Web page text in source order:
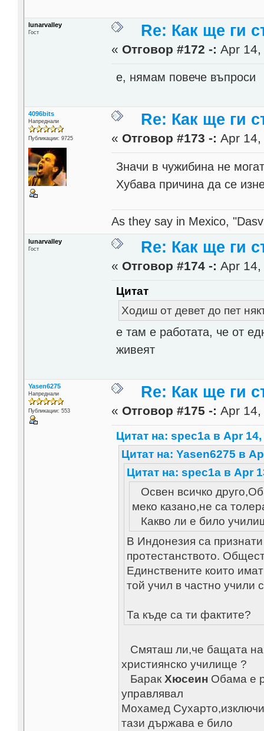
lunarvalley
Гост Re: Как ще ги
« Отговор #172 -: Apr
е, нямам повече въпроси
4096bits
Напреднали
Публикации: 9725
Re: Как ще ги
« Отговор #173 -: Apr
Значи в чужибина не
Хубава причина да се
As they say in Mexico,
lunarvalley
Гост Re: Как ще ги
« Отговор #174 -: Apr
Цитат
Ходиш от девет до пет
е там е работата, че от
живеят
Yasen6275
Напреднали
Публикации: 553
Re: Как ще ги
« Отговор #175 -: Apr
Цитат на: spec1a в Apr
Цитат на: Yasen6275 в
Цитат на: spec1a в Apr
Освен всичко
меко казано,не са
Какво ли е било
В Индонезия са
протестанството.
Единствените които
той учил в частно учили
Та къде са ти фактите?
Смяташ ли,че бащата
християнско училище ?
БаракХюсеин Обама е
управлявал
Мохамед
тази държава е било